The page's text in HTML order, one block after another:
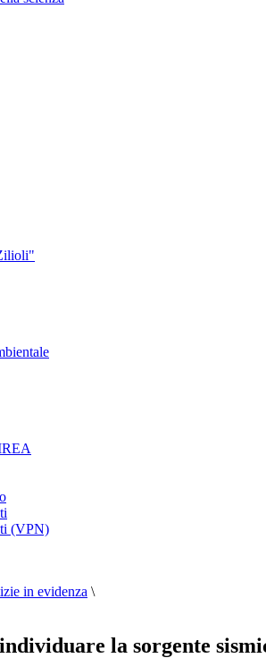
(VPN)
in evidenza \
la sorgente